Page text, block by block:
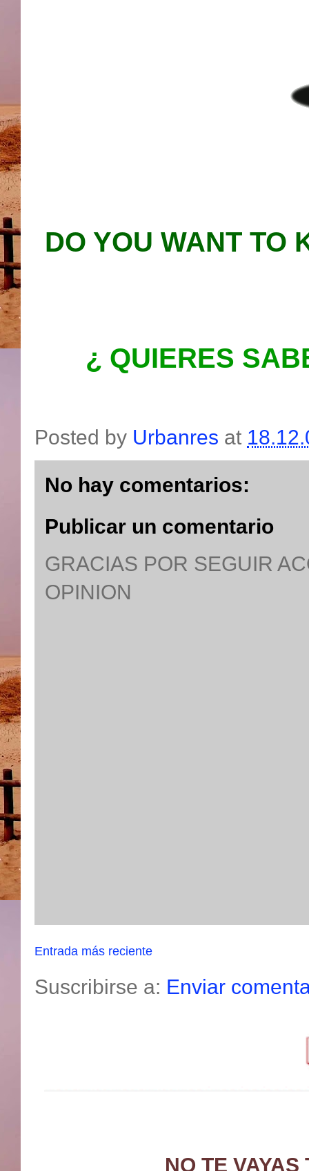
DO YOU WANT TO
¿ QUIERES
Posted by Urbanres at
No hay comentarios:
Publicar un comentario
GRACIAS POR SEGUIR
OPINION
Entrada más reciente
Suscribirse a: Enviar
NO TE